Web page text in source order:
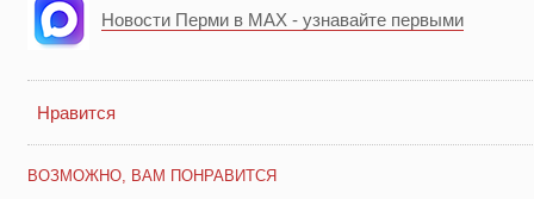
Новости Перми в MAX - узнавайте первыми
Нравится
ВОЗМОЖНО, ВАМ ПОНРАВИТСЯ